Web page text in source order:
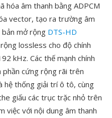
hóa âm thanh bằng ADPCM
vector, tạo ra trường âm
bản mở rộng DTS-HD
lossless cho độ chính
kHz. Các thế mạnh chính
cứng rộng rãi trên
hệ thống giải trí ô tô, cùng
giấu các trục trặc nhỏ trên
việc với nội dung âm thanh